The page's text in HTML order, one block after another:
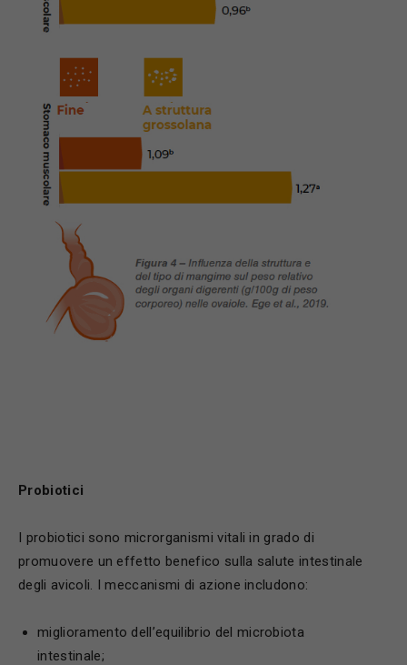
Probiotici
I probiotici sono microrganismi vitali in grado di
promuovere un effetto benefico sulla salute intestinale
degli avicoli. I meccanismi di azione includono:
miglioramento dell’equilibrio del microbiota
intestinale;